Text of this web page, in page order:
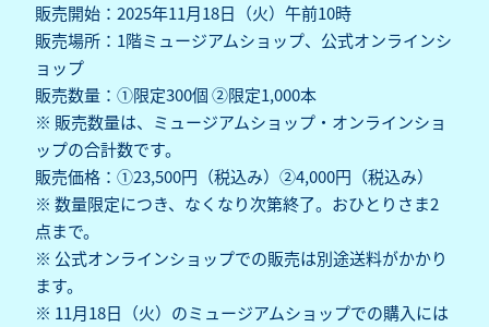
販売開始：2025年11月18日（火）午前10時
販売場所：1階ミュージアムショップ、公式オンラインシ
ョップ
販売数量：①限定300個 ②限定1,000本
※ 販売数量は、ミュージアムショップ・オンラインショ
ップの合計数です。
販売価格：①23,500円（税込み）②4,000円（税込み）
※ 数量限定につき、なくなり次第終了。おひとりさま2
点まで。
※ 公式オンラインショップでの販売は別途送料がかかり
ます。
※ 11月18日（火）のミュージアムショップでの購入には